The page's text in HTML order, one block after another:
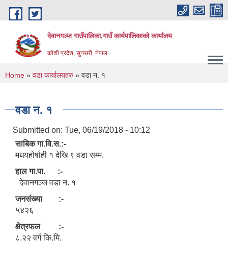
Skip to main content
देवानगञ्ज गाउँपालिका,गाउँ कार्यपालिकाको कार्यालय
कोशी प्रदेश, सुनसरी, नेपाल
You are here
Home » वडा कार्यालयहरु » वडा न. १
वडा न. १
Submitted on: Tue, 06/19/2018 - 10:12
साबिक गा.वि.स.:-
मधयहोर्षाही १ देखि ९ वडा सम्म.
हाल गा.पा. :-
देवानगञ्ज वडा न. १
जनसंख्या :-
५४२६
क्षेत्रफल :-
८.२२ वर्ग कि.मि.